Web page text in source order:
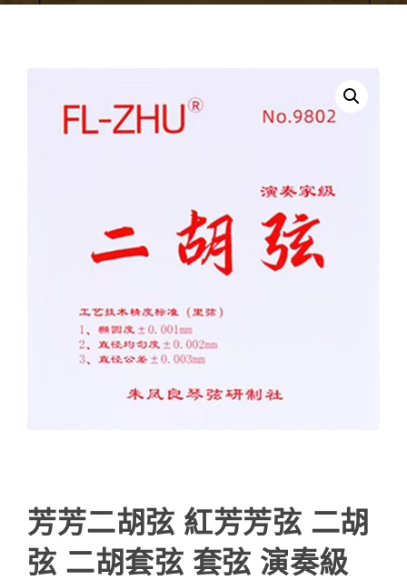
芳芳二胡弦 紅芳芳弦 二胡
弦 二胡套弦 套弦 演奏級